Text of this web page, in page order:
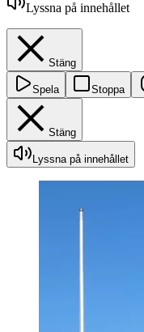
Lyssna på innehållet
Stäng
Spela Stoppa
Stäng
Lyssna på innehållet